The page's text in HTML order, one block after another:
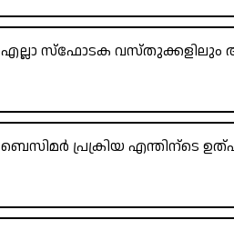
എല്ലാ സ്‌ഫോടക വസ്തുക്കളിലും
ബെസിമർ പ്രക്രിയ എന്തിന്ടെ